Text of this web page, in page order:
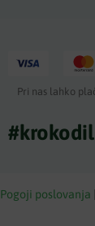
Pri nas lahko
Pogoji poslovanja |